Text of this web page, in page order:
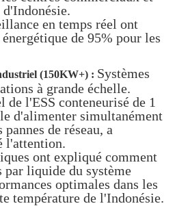
en temps réel ont
de 95% pour les
(150KW+) : Systèmes
à grande échelle.
l'ESS conteneurisé de 1
d'alimenter simultanément
de réseau, a
l'attention.
ont expliqué comment
liquide du système
optimales dans les
température de l'Indonésie.